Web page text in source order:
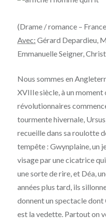
(Drame / romance –
Avec: Gérard Depardieu,
Emmanuelle Seigner,
Nous sommes en
XVIIIe siècle, à un
révolutionnaires
tourmente hivernale,
recueille dans sa roulotte
tempête : Gwynplaine, un
visage par une cicatrice
une sorte de rire, et Déa,
années plus tard, ils
donnent un spectacle dont
est la vedette. Partout on